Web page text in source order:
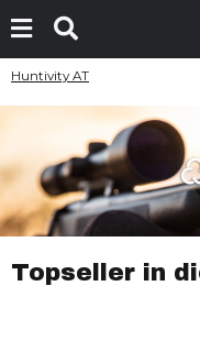
Huntivity AT
Topseller in